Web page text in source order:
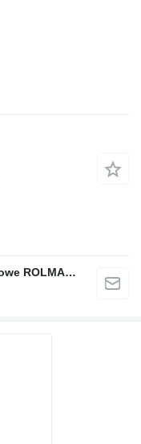
Przedsiębiorstwo Produkcyjno-Handlowe ROLMAPOL Marcin Dziekan